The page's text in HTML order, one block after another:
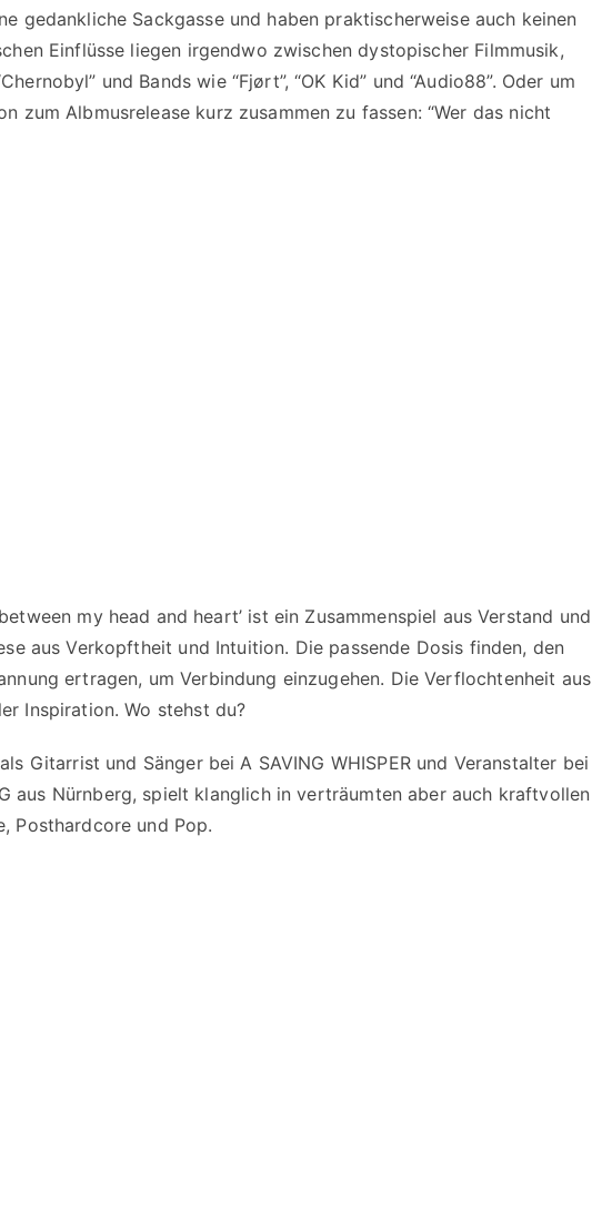
gedankliche Sackgasse und haben praktischerweise auch keinen
Einflüsse liegen irgendwo zwischen dystopischer Filmmusik,
und Bands wie “Fjørt”, “OK Kid” und “Audio88”. Oder um
zum Albmusrelease kurz zusammen zu fassen: “Wer das nicht
my head and heart’ ist ein Zusammenspiel aus Verstand und
aus Verkopftheit und Intuition. Die passende Dosis finden, den
ertragen, um Verbindung einzugehen. Die Verflochtenheit aus
Inspiration. Wo stehst du?
Gitarrist und Sänger bei A SAVING WHISPER und Veranstalter bei
aus Nürnberg, spielt klanglich in verträumten aber auch kraftvollen
Posthardcore und Pop.